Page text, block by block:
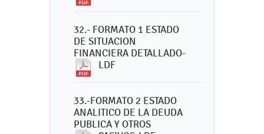
32.- FORMATO 1 ESTADO
DE SITUACION
FINANCIERA DETALLADO-
LDF
33.-FORMATO 2 ESTADO
ANALITICO DE LA DEUDA
PUBLICA Y OTROS